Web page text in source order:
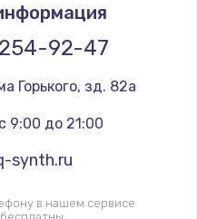
92-47
Горького, зд. 82а
9:00 до 21:00
synth.ru
в нашем сервисе